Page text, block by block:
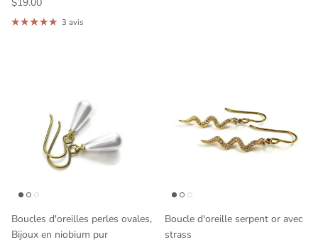
3 avis
Boucles d'oreilles perles ovales,
Bijoux en niobium pur
Boucle d'oreille serpent or avec
strass